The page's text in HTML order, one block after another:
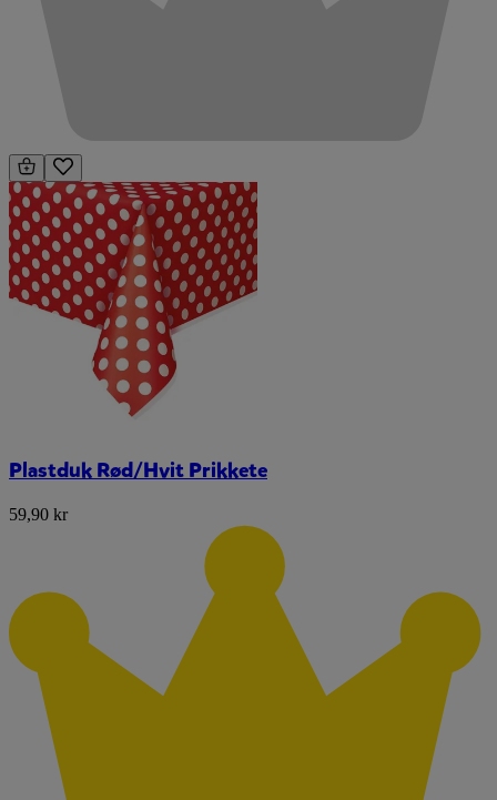
Plastduk Rød/Hvit Prikkete
59,90 kr